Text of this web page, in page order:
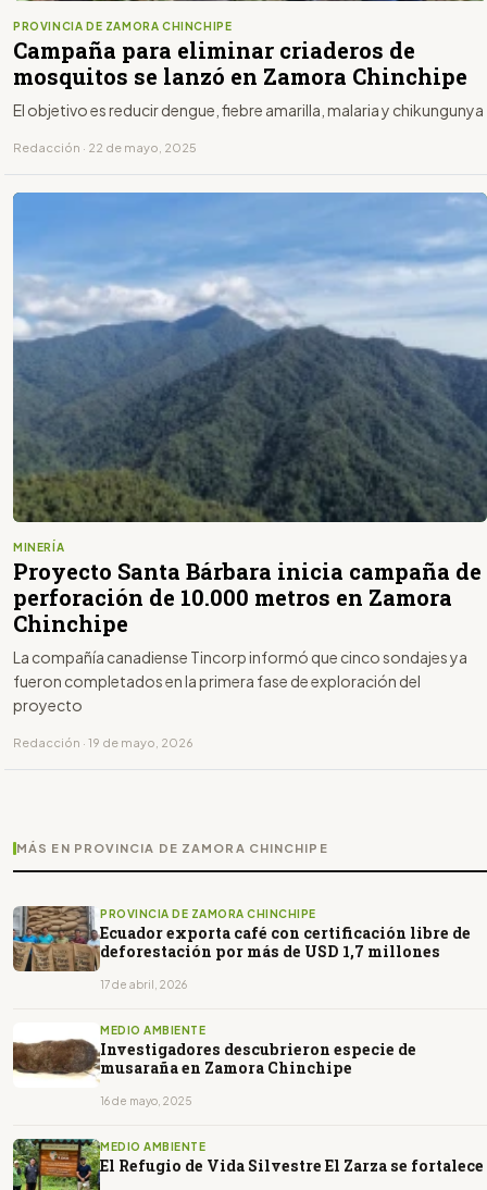
PROVINCIA DE ZAMORA CHINCHIPE
Campaña para eliminar criaderos de
mosquitos se lanzó en Zamora Chinchipe
El objetivo es reducir dengue, fiebre amarilla, malaria y chikungunya
Redacción · 22 de mayo, 2025
MINERÍA
Proyecto Santa Bárbara inicia campaña de
perforación de 10.000 metros en Zamora
Chinchipe
La compañía canadiense Tincorp informó que cinco sondajes ya
fueron completados en la primera fase de exploración del
proyecto
Redacción · 19 de mayo, 2026
MÁS EN PROVINCIA DE ZAMORA CHINCHIPE
PROVINCIA DE ZAMORA CHINCHIPE
Ecuador exporta café con certificación libre de
deforestación por más de USD 1,7 millones
17 de abril, 2026
MEDIO AMBIENTE
Investigadores descubrieron especie de
musaraña en Zamora Chinchipe
16 de mayo, 2025
MEDIO AMBIENTE
El Refugio de Vida Silvestre El Zarza se fortalece